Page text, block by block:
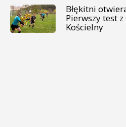
Błękitni
Pierwszy test z
Kościelny